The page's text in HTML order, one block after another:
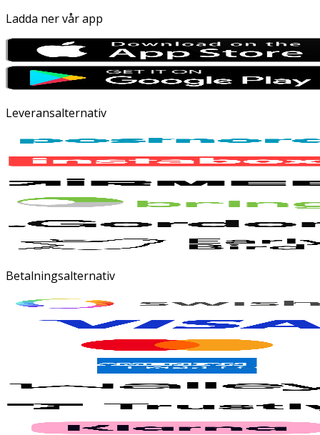
Ladda ner vår app
Leveransalternativ
Betalningsalternativ